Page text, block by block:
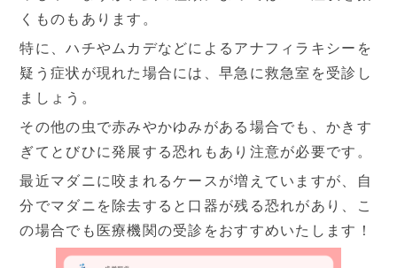
くものもあります。
特に、ハチやムカデなどによるアナフィラキシーを
疑う症状が現れた場合には、早急に救急室を受診し
ましょう。
その他の虫で赤みやかゆみがある場合でも、かきす
ぎてとびひに発展する恐れもあり注意が必要です。
最近マダニに咬まれるケースが増えていますが、自
分でマダニを除去すると口器が残る恐れがあり、こ
の場合でも医療機関の受診をおすすめいたします！